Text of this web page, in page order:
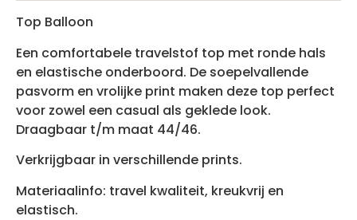
Top Balloon
Een comfortabele travelstof top met ronde hals
en elastische onderboord. De soepelvallende
pasvorm en vrolijke print maken deze top perfect
voor zowel een casual als geklede look.
Draagbaar t/m maat 44/46.
Verkrijgbaar in verschillende prints.
Materiaalinfo: travel kwaliteit, kreukvrij en
elastisch.